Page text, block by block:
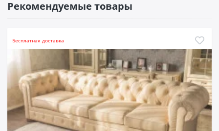
Рекомендуемые товары
Бесплатная доставка